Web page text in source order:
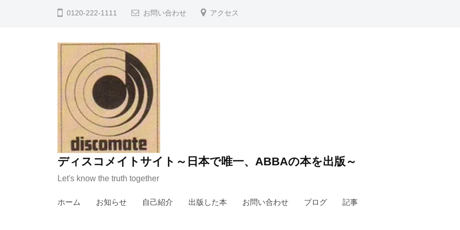
0120-222-1111 お問い合わせ アクセス
ディスコメイトサイト～日本で唯一、ABBAの本を出版～
Let's know the truth together
ホーム お知らせ 自己紹介 出版した本 お問い合わせ ブログ 記事